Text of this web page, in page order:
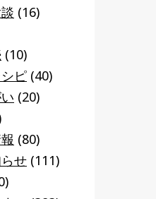
(16)
(10)
ピ (40)
(20)
(80)
せ (111)